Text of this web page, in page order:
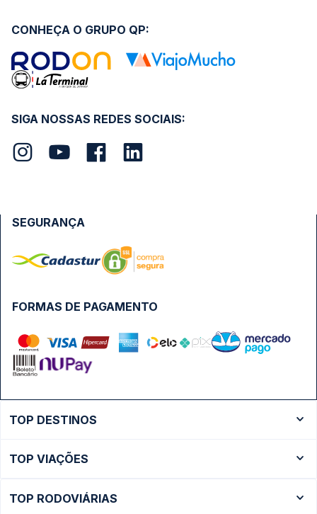
SIGA NOSSAS REDES SOCIAIS:
CONHEÇA O GRUPO QP:
FORMAS DE PAGAMENTO
SEGURANÇA
TOP DESTINOS
Ônibus São Paulo
TOP VIAÇÕES
TOP RODOVIÁRIAS